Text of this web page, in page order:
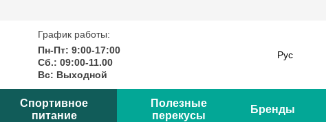
График работы:
Пн-Пт: 9:00-17:00
Сб.: 09:00-11.00
Вс: Выходной
Рус
Спортивное
питание
Полезные
перекусы
Бренды